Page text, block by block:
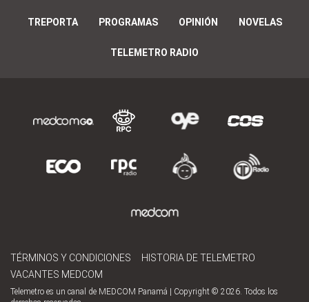
TREPORTA PROGRAMAS OPINIÓN NOVELAS
TELEMETRO RADIO
TÉRMINOS Y CONDICIONES
HISTORIA DE TELEMETRO
VACANTES MEDCOM
Telemetro es un canal de MEDCOM Panamá | Copyright © 2026. Todos los